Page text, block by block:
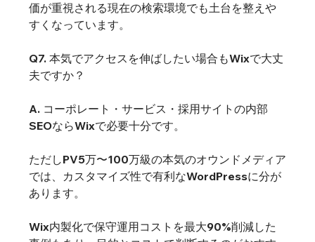
価が重視される現在の検索環境でも土台を整えや
すくなっています。
Q7. 本気でアクセスを伸ばしたい場合もWixで大丈
夫ですか？
A. コーポレート・サービス・採用サイトの内部
SEOならWixで必要十分です。
ただしPV5万〜100万級の本気のオウンドメディア
では、カスタマイズ性で有利なWordPressに分が
あります。
Wix内製化で保守運用コストを最大90%削減した